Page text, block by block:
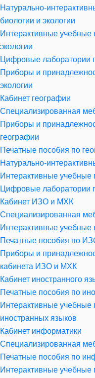
Натурально-
биологии и экологии
Интерактивные учебные
экологии
Цифровые лаборатории
Приборы и
экологии
Кабинет географии
Специализированная
Приборы и
географии
Печатные пособия по
Натурально-
Интерактивные учебные
Цифровые лаборатории
Кабинет ИЗО и МХК
Специализированная
Интерактивные
Печатные пособия по
Приборы и
кабинета ИЗО и МХК
Кабинет иностранного
Печатные пособия по
Интерактивные учебные
иностранных языков
Кабинет информатики
Специализированная
Печатные пособия по
Интерактивные учебные